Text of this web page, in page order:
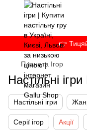
👉
Планета Ігор
Настільні
Настільні ігри
Серії ігор Акції